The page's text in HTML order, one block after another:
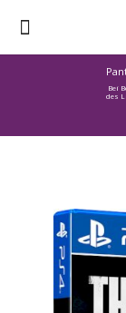
Bei
des
Immozone
Service /
Hilfe